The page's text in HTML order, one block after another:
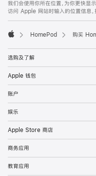
我们会使用你所在位置，为你更快显
访问 Apple 网站时输入的位置信息，
HomePod 购买
选购及了解
Apple 钱包
账户
娱乐
Apple Store 商店
商务应用
教育应用